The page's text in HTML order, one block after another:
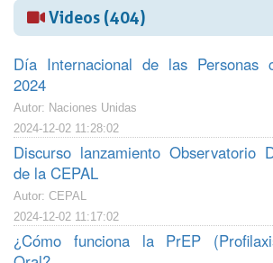
Videos (404)
Día Internacional de las Personas
2024
Autor: Naciones Unidas
2024-12-02 11:28:02
Discurso lanzamiento Observatorio
de la CEPAL
Autor: CEPAL
2024-12-02 11:17:02
¿Cómo funciona la PrEP